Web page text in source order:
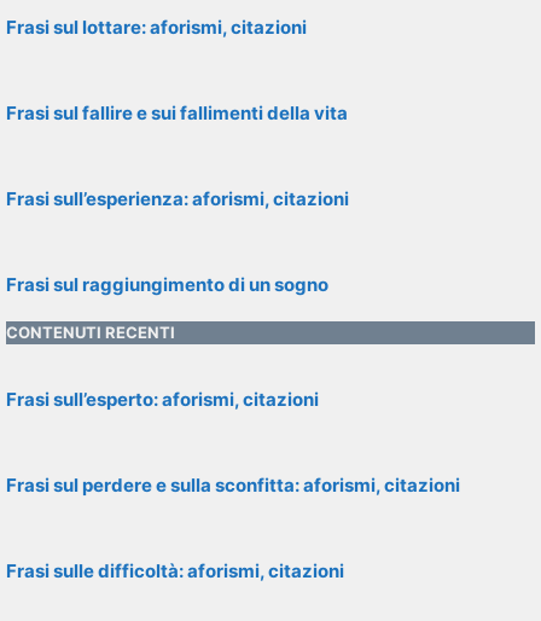
Frasi sul lottare: aforismi, citazioni
Frasi sul fallire e sui fallimenti della vita
Frasi sull’esperienza: aforismi, citazioni
Frasi sul raggiungimento di un sogno
CONTENUTI RECENTI
Frasi sull’esperto: aforismi, citazioni
Frasi sul perdere e sulla sconfitta: aforismi, citazioni
Frasi sulle difficoltà: aforismi, citazioni